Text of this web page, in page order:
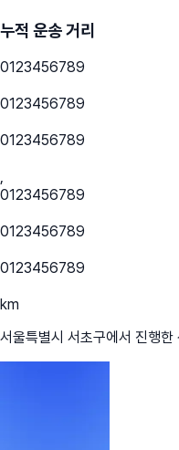
누적 운송 거리
0123456789
0123456789
0123456789
,
0123456789
0123456789
0123456789
km
서울특별시 서초구에서 진행한